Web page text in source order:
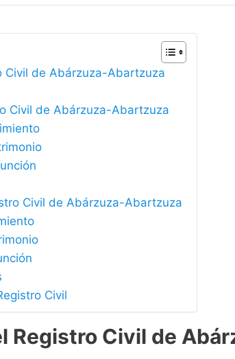
Civil de Abárzuza-Abartzuza
Civil de Abárzuza-Abartzuza
Civil de Abárzuza-Abartzuza
Civil
Registro Civil de